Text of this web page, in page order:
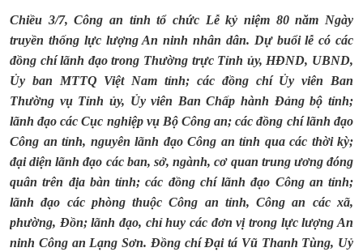
Chiều 3/7, Công an tỉnh tổ chức Lễ kỷ niệm 80 năm Ngày
truyền thống lực lượng An ninh nhân dân. Dự buổi lễ có các
đồng chí lãnh đạotrong Thường trựcTỉnh ủy, HĐND, UBND,
Ủy ban MTTQ Việt Nam tỉnh; các đồng chí Ủy viên Ban
Thường vụ Tỉnh ủy, Ủy viên Ban Chấp hành Đảng bộ tỉnh;
lãnh đạo các Cục nghiệp vụ Bộ Công an; các đồng chí lãnh đạo
Công an tỉnh, nguyên lãnh đạo Công an tỉnh qua các thời kỳ;
đại diện lãnh đạo các ban, sở, ngành, cơ quan trung ương đóng
quân trên địa bàn tỉnh; các đồng chí lãnh đạo Công an tỉnh;
lãnh đạo các phòng thuộc Công an tỉnh, Công an các xã,
phường, Đồn; lãnh đạo, chỉ huy các đơn vị trong lực lượng An
ninh Công an Lạng Sơn. Đồng chí Đại tá Vũ Thanh Tùng, Uỷ